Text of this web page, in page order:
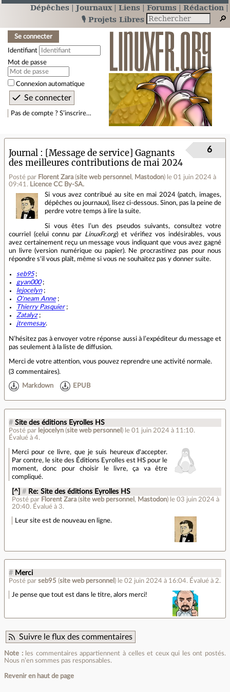
Dépêches Journaux Liens Forums
Rédaction
🎙️ Projets Libres
Se connecter
Identifiant
Mot de passe
Connexion automatique
Pas de compte ? S’inscrire…
Journal
[Message de service] Gagnants
des meilleures contributions de mai 2024
Posté par Florent Zara (site web personnel , Mastodon) le 01 juin 2024 à
09:41 . Licence CC By‑SA.
6
Si vous avez contribué au site en mai 2024 (patch, images,
dépêches ou journaux), lisez ci‑dessous. Sinon, pas la peine de
perdre votre temps à lire la suite.
Si vous êtes l’un des pseudos suivants, consultez votre
courriel (celui connu par LinuxFr.org) et vérifiez vos indésirables, vous
avez certainement reçu un message vous indiquant que vous avez gagné
un livre (version numérique ou papier). Ne procrastinez pas pour nous
répondre s'il vous plaît, même si vous ne souhaitez pas y donner suite.
seb95;
gyan000;
lejocelyn;
O'neam Anne;
Thierry Pasquier;
Zatalyz;
jtremesay.
N’hésitez pas à envoyer votre réponse aussi à l’expéditeur du message et
pas seulement à la liste de diffusion.
Merci de votre attention, vous pouvez reprendre une activité normale.
(3 commentaires).
Markdown EPUB
# Site des éditions Eyrolles HS
Posté par lejocelyn (site web personnel ) le 01 juin 2024 à 11:10.
Évalué à 4.
Merci pour ce livre, que je suis heureux d'accepter.
Par contre, le site des Éditions Eyrolles est HS pour le
moment, donc pour choisir le livre, ça va être
compliqué.
[^] # Re: Site des éditions Eyrolles HS
Posté par Florent Zara (site web personnel , Mastodon) le 03 juin 2024 à
20:40. Évalué à 3.
Leur site est de nouveau en ligne.
# Merci
Posté par seb95 (site web personnel ) le 02 juin 2024 à 16:04. Évalué à 2.
Je pense que tout est dans le titre, alors merci!
Suivre le flux des commentaires
Note :les commentaires appartiennent à celles et ceux qui les ont postés.
Nous n’en sommes pas responsables.
Revenir en haut de page